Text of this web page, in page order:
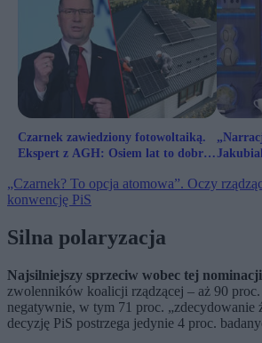
Czarnek zawiedziony fotowoltaiką.
Ekspert z AGH: Osiem lat to dobry
„Czarnek? To opcja atomowa”. Oczy
konwencję PiS
Silna polaryzacja
Najsilniejszy sprzeciw wobec tej nominacji
zwolenników koalicji rządzącej – aż 90
negatywnie, w tym 71 proc. „zdecydowanie
decyzję PiS postrzega jedynie 4 proc.